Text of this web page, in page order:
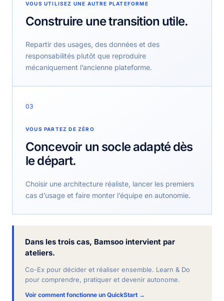
VOUS UTILISEZ UNE AUTRE PLATEFORME
Construire une transition utile.
Repartir des usages, des données et des
responsabilités plutôt que reproduire
mécaniquement l’ancienne plateforme.
03
VOUS PARTEZ DE ZÉRO
Concevoir un socle adapté dès
le départ.
Choisir une architecture réaliste, lancer les premiers
cas d’usage et faire monter l’équipe en autonomie.
Dans les trois cas, Bamsoo intervient par
ateliers.
Co-Ex pour décider et réaliser ensemble. Learn & Do
pour comprendre, pratiquer et devenir autonome.
Voir comment fonctionne un QuickStart →